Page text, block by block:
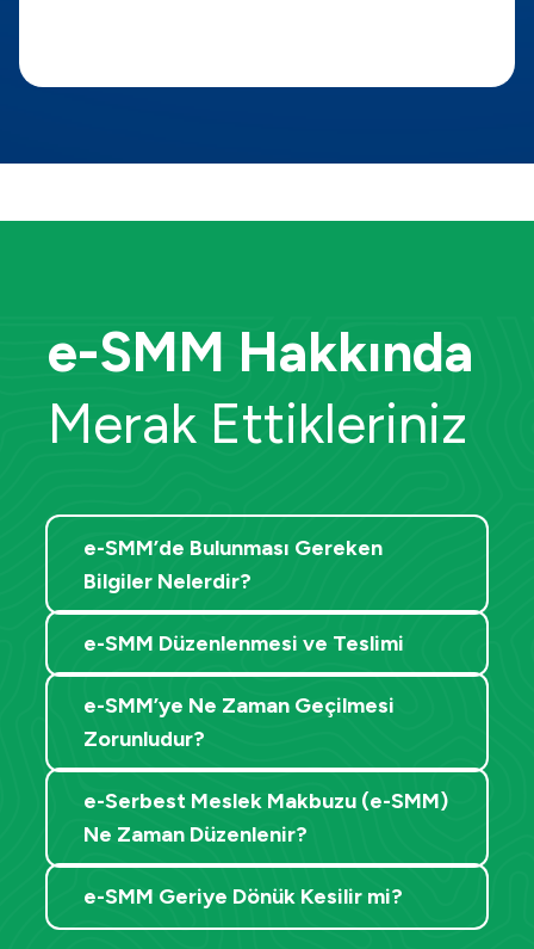
e-SMM Hakkında
Merak Ettikleriniz
e-SMM’de Bulunması Gereken
Bilgiler Nelerdir?
e-SMM Düzenlenmesi ve Teslimi
e-SMM’ye Ne Zaman Geçilmesi
Zorunludur?
e-Serbest Meslek Makbuzu (e-SMM)
Ne Zaman Düzenlenir?
e-SMM Geriye Dönük Kesilir mi?